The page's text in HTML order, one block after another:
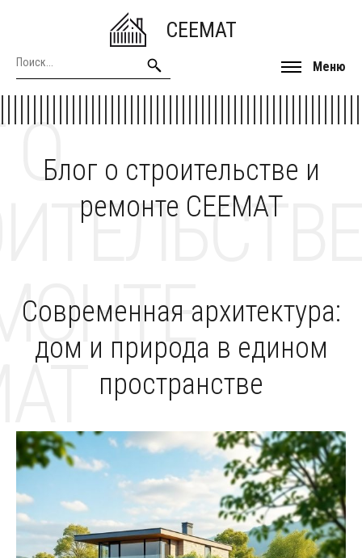
CEEMAT
Меню
Блог о строительстве и
ремонте CEEMAT
О
Современная архитектура:
дом и природа в едином
пространстве